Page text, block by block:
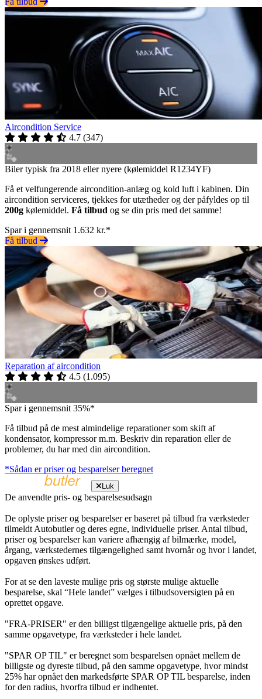
Aircondition Service
4.7 (347)
Biler typisk fra 2018 eller nyere (kølemiddel R1234YF)
Få et velfungerende aircondition-anlæg og kold luft i kabinen. Din
aircondition serviceres, tjekkes for utætheder og der påfyldes op til
200g kølemiddel. Få tilbud og se din pris med det samme!
Spar i gennemsnit 1.632 kr.*
Få tilbud
Reparation af aircondition
4.5 (1.095)
Spar i gennemsnit 35%*
Få tilbud på de mest almindelige reparationer som skift af
kondensator, kompressor m.m. Beskriv din reparation eller de
problemer, du har med din aircondition.
*Sådan er priser og besparelser beregnet
Luk
De anvendte pris- og besparelsesudsagn
De oplyste priser og besparelser er baseret på tilbud fra værksteder
tilmeldt Autobutler og deres egne, individuelle priser. Antal tilbud,
priser og besparelser kan variere afhængig af bilmærke, model,
årgang, værkstedernes tilgængelighed samt hvornår og hvor i landet,
opgaven ønskes udført.
For at se den laveste mulige pris og største mulige aktuelle
besparelse, skal “Hele landet” vælges i tilbudsoversigten på en
oprettet opgave.
"FRA-PRISER" er den billigst tilgængelige aktuelle pris, på den
samme opgavetype, fra værksteder i hele landet.
"SPAR OP TIL" er beregnet som besparelsen opnået mellem de
billigste og dyreste tilbud, på den samme opgavetype, hvor mindst
25% har opnået den markedsførte SPAR OP TIL besparelse, inden
for den radius, hvorfra tilbud er indhentet.